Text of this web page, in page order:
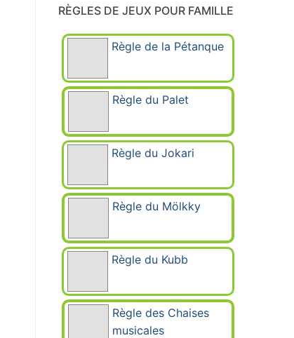
RÈGLES DE JEUX POUR FAMILLE
Règle de la Pétanque
Règle du Palet
Règle du Jokari
Règle du Mölkky
Règle du Kubb
Règle des Chaises
musicales